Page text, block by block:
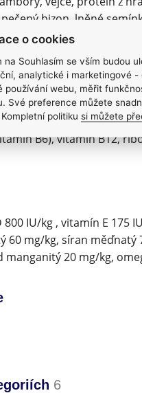
bizon, lněné
olej (zdroj DHA), sůl,
maliny, sušený
lactobacillus casei,
chelát zinku,
thiaminvitamin
niacin, vápník,
B6), vitamin B12,
IU/kg , vitamín E 175
60 mg/kg, síran měďnatý
20 mg/kg,
6
o cookies
na Souhlasím se vším budou
analytické i marketingové
používání webu, měřit
Své preference můžete
politiku si můžete